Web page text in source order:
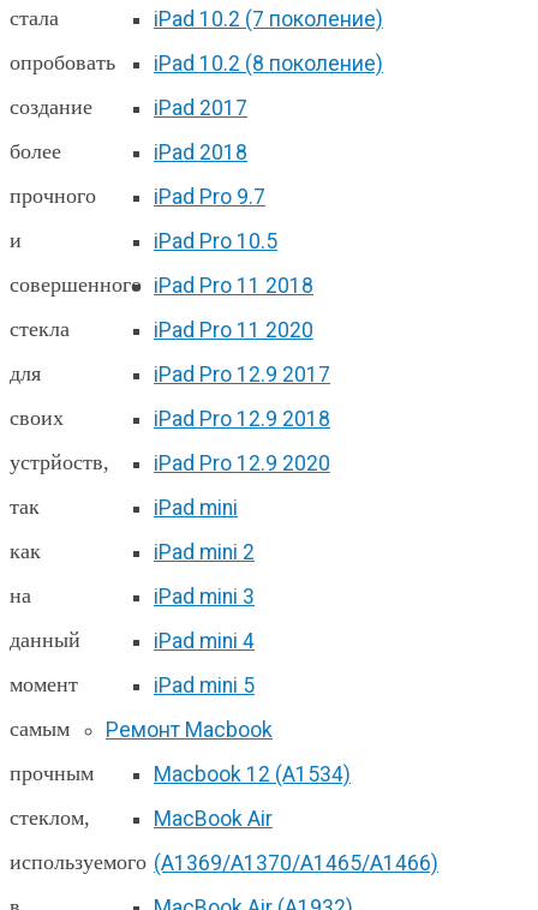
iPad 10.2 (7 поколение)
iPad 10.2 (8 поколение)
iPad 2017
iPad 2018
iPad Pro 9.7
iPad Pro 10.5
iPad Pro 11 2018
iPad Pro 11 2020
iPad Pro 12.9 2017
iPad Pro 12.9 2018
iPad Pro 12.9 2020
iPad mini
iPad mini 2
iPad mini 3
iPad mini 4
iPad mini 5
Ремонт Macbook
Macbook 12 (А1534)
MacBook Air
(A1369/A1370/A1465/A1466)
стала
опробовать
создание
более
прочного
и
совершенного
стекла
для
своих
устрйоств,
так
как
на
данный
момент
самым
прочным
стеклом,
используемого